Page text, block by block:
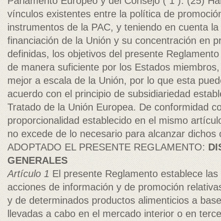
vínculos existentes entre la política de
instrumentos de la PAC, y teniendo en cuenta
financiación de la Unión y su concentración en
definidas, los objetivos del presente
de manera suficiente por los Estados
mejor a escala de la Unión, por lo que esta
acuerdo con el principio de subsidiariedad
Tratado de la Unión Europea. De conformidad
proporcionalidad establecido en el mismo
no excede de lo necesario para alcanzar dichos
ADOPTADO EL PRESENTE REGLAMENTO:
GENERALES
Artículo 1 El presente Reglamento establece
acciones de información y de promoción
y de determinados productos alimenticios a
llevadas a cabo en el mercado interior o en